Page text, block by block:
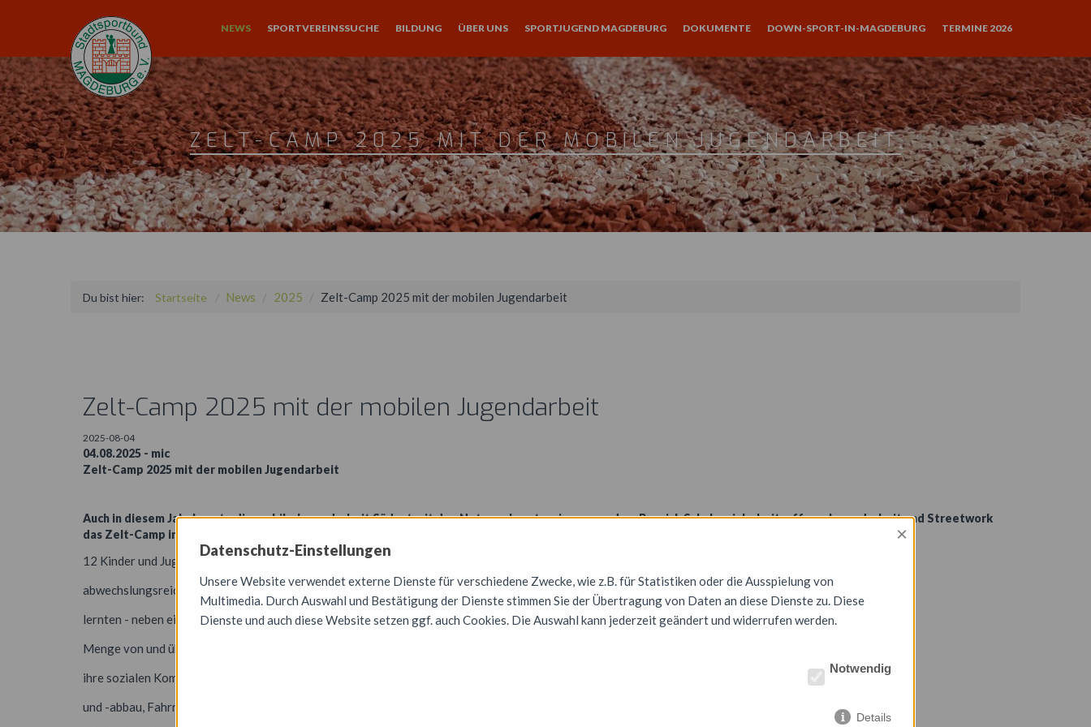
NEWS SPORTVEREINSSUCHE BILDUNG ÜBER UNS SPORTJUGEND MAGDEBURG DOKUMENTE DOWN-SPORT-IN-MAGDEBURG TERMINE 2026
ZELT-CAMP 2025 MIT DER MOBILEN JUGENDARBEIT
Du bist hier: Startseite News 2025 Zelt-Camp 2025 mit der mobilen Jugendarbeit
Zelt-Camp 2025 mit der mobilen Jugendarbeit
2025-08-04
04.08.2025 - mic
Zelt-Camp 2025 mit der mobilen Jugendarbeit
Auch in diesem Jahr konnte die mobile Jugendarbeit Südost mit den Netzwerkpartnerinnen aus dem Bereich Schulsozialarbeit, offene Jugendarbeit und Streetwork
das Zelt-Camp im Stadtpart auf dem Vereinsgelände von Post SV durchführen.
12 Kinder und Jugendliche verbrachten mit uns eine spannende,
abwechslungsreiche, humorvolle, lebhafte und tiefgründige Woche und
lernten - neben einer Vielzahl von lebenspraktischen Fähigkeiten - eine
Menge von und über sich selbst und den Mitmenschen kennen, erweiterten
ihre sozialen Kompetenzen und ihre Fertigkeiten im Umgang mit Zeltaufbau
und -abbau, Fahrradfahren, Lesen von Karten, Umgang mit Informationen
Datenschutz-Einstellungen
×
Unsere Website verwendet externe Dienste für verschiedene Zwecke, wie z.B. für Statistiken oder die Ausspielung von
Multimedia. Durch Auswahl und Bestätigung der Dienste stimmen Sie der Übertragung von Daten an diese Dienste zu. Diese
Dienste und auch diese Website setzen ggf. auch Cookies. Die Auswahl kann jederzeit geändert und widerrufen werden.
Notwendig
Details